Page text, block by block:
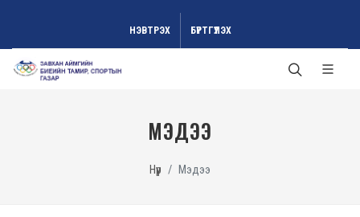
НЭВТРЭХ БҮРТГҮҮЛЭХ
МЭДЭЭ
Нүүр Мэдээ